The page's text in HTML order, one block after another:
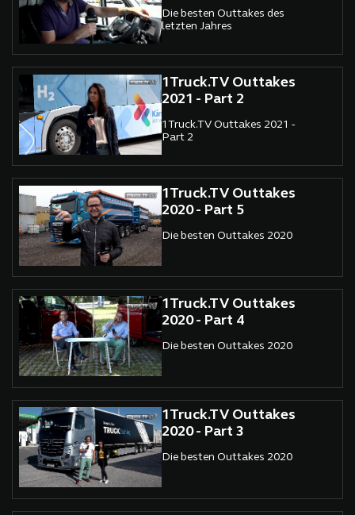
Die besten Outtakes des
letzten Jahres
1Truck.TV Outtakes
2021 - Part 2
1Truck.TV Outtakes 2021 -
Part 2
1Truck.TV Outtakes
2020 - Part 5
Die besten Outtakes 2020
1Truck.TV Outtakes
2020 - Part 4
Die besten Outtakes 2020
1Truck.TV Outtakes
2020 - Part 3
Die besten Outtakes 2020